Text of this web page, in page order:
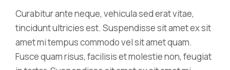
Curabitur ante neque, vehicula sed erat vitae,
tincidunt ultricies est. Suspendisse sit amet ex sit
amet mi tempus commodo vel sit amet quam.
Fusce quam risus, facilisis et molestie non, feugiat